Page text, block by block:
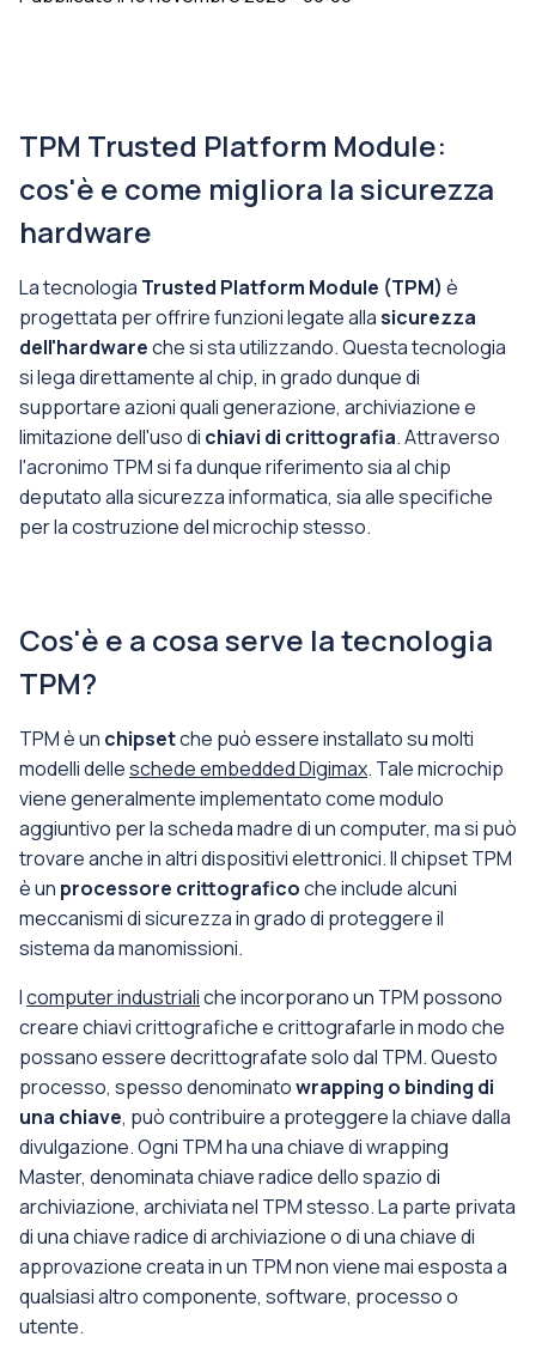
TPM Trusted Platform Module:
cos'è e come migliora la sicurezza
hardware
La tecnologia Trusted Platform Module (TPM) è
progettata per offrire funzioni legate allasicurezza
dell'hardwareche si sta utilizzando. Questa tecnologia
si lega direttamente al chip, in grado dunque di
supportare azioni quali generazione, archiviazione e
limitazione dell'uso di chiavi di crittografia. Attraverso
l'acronimo TPM si fa dunque riferimento sia al chip
deputato alla sicurezza informatica, sia alle specifiche
per la costruzione del microchip stesso.
Cos'è e a cosa serve la tecnologia
TPM?
TPM è un chipsetche può essere installato su molti
modelli delleschede embedded Digimax. Tale microchip
viene generalmente implementato come modulo
aggiuntivo per la scheda madre di un computer, ma si può
trovare anche in altri dispositivi elettronici. Il chipset TPM
è un processore crittograficoche include alcuni
meccanismi di sicurezza in grado di proteggere il
sistema da manomissioni.
Icomputer industrialiche incorporano un TPM possono
creare chiavi crittografiche e crittografarle in modo che
possano essere decrittografate solo dal TPM. Questo
processo, spesso denominatowrapping o binding di
una chiave, può contribuire a proteggere la chiave dalla
divulgazione. Ogni TPM ha una chiave di wrapping
Master, denominata chiave radice dello spazio di
archiviazione, archiviata nel TPM stesso. La parte privata
di una chiave radice di archiviazione o di una chiave di
approvazione creata in un TPM non viene mai esposta a
qualsiasi altro componente, software, processo o
utente.